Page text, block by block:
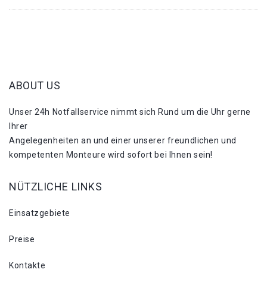
ABOUT US
Unser 24h Notfallservice nimmt sich Rund um die Uhr gerne
Ihrer
Angelegenheiten an und einer unserer freundlichen und
kompetenten Monteure wird sofort bei Ihnen sein!
NÜTZLICHE LINKS
Einsatzgebiete
Preise
Kontakte